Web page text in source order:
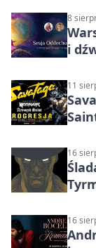
8
i
11
16
16